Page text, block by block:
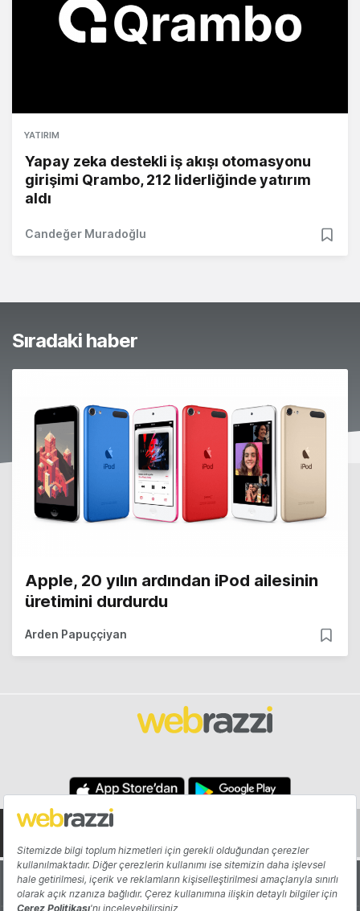
YATIRIM
Yapay zeka destekli iş akışı otomasyonu
girişimi Qrambo, 212 liderliğinde yatırım
aldı
Candeğer Muradoğlu
Sıradaki haber
Apple, 20 yılın ardından iPod ailesinin
üretimini durdurdu
Arden Papuççiyan
Hakkında Yazarlar